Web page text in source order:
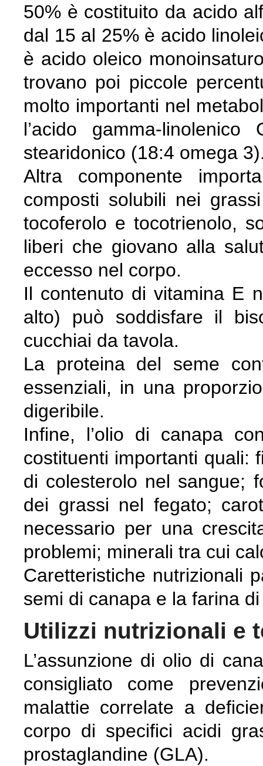
50% è costituito da acido
dal 15 al 25% è acido
è acido oleico
trovano poi piccole
molto importanti nel
l’acido gamma-
stearidonico (18:4 omega
Altra componente
composti solubili nei
tocoferolo e tocotrienolo,
liberi che giovano alla
eccesso nel corpo.
Il contenuto di vitamina E
alto) può soddisfare il
cucchiai da tavola.
La proteina del seme
essenziali, in una
digeribile.
Infine, l’olio di canapa
costituenti importanti quali:
di colesterolo nel sangue;
dei grassi nel fegato;
necessario per una
problemi; minerali tra cui
Caretteristiche nutrizionali
semi di canapa e la farina
Utilizzi nutrizionali e
L’assunzione di olio di
consigliato come
malattie correlate a
corpo di specifici acidi
prostaglandine (GLA).